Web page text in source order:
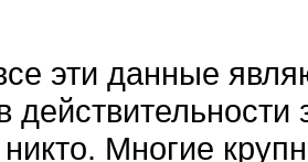
эти данные
никто. Многие